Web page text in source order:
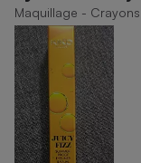
Maquillage -